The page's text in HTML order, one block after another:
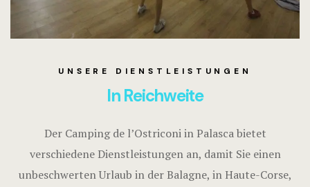
UNSERE DIENSTLEISTUNGEN
In Reichweite
Der Camping de l’Ostriconi in Palasca bietet
verschiedene Dienstleistungen an, damit Sie einen
unbeschwerten Urlaub in der Balagne, in Haute-Corse,